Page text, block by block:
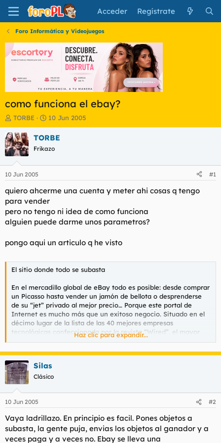
Acceder Regístrate
Foro Informática y Videojuegos
como funciona el ebay?
I
n
i
c
i
a
d
o
r
e
l
t
m
TORBE
F
e
c
a
i
n
c
i
o
10 Jun 2005
TORBE
Frikazo
10 Jun 2005 #1
quiero ahcerme una cuenta y meter ahi cosas q tengo
para vender
pero no tengo ni idea de como funciona
alguien puede darme unos parametros?
pongo aqui un articulo q he visto
El sitio donde todo se subasta
En el mercadillo global de eBay todo es posible: desde comprar
un Picasso hasta vender un jamón de bellota o desprenderse
de su “jet” privado al mejor precio… Porque este portal de
Internet es mucho más que un exitoso negocio. Situado en el
décimo lugar de la lista de las 40 mejores empresas
tecnológicas confeccionada por la revista “Wired”, el mayor
sitio de subastas del mundo, que ha supuesto un boom en
11.828 millones de euros. ¿Es el final de las tiendas y los
intermediarios?
por Lissi Sánchez fotografías de Rosa Muñoz
Haz clic para expandir...
Silas
Clásico
10 Jun 2005 #2
Vaya ladrillazo. En principio es facil. Pones objetos a
subasta, la gente puja, envias los objetos al ganador y a
veces paga y a veces no. Ebay se lleva una